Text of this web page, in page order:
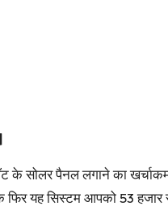
के सोलर पैनल लगाने का
फिर यह सिस्टम आपको 53 हजार